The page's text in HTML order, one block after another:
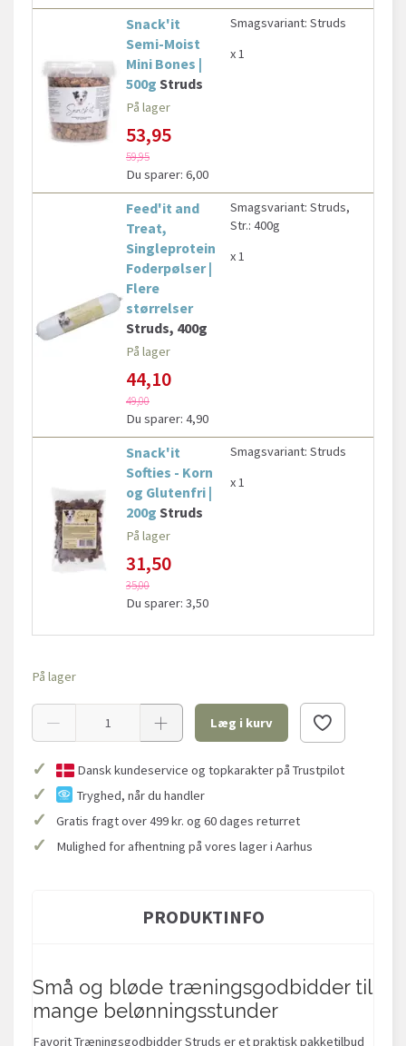
Snack'it
Semi-Moist
Mini Bones |
500g Struds
På lager
53,95
59,95
Du sparer: 6,00
Smagsvariant: Struds
x 1
Feed'it and
Treat,
Singleprotein
Foderpølser |
Flere
størrelser
Struds, 400g
På lager
44,10
49,00
Du sparer: 4,90
Smagsvariant: Struds,
Str.: 400g
x 1
Snack'it
Softies - Korn
og Glutenfri |
200g Struds
På lager
31,50
35,00
Du sparer: 3,50
Smagsvariant: Struds
x 1
På lager
Læg i kurv
✓ Dansk kundeservice og topkarakter på Trustpilot
✓ Tryghed, når du handler
✓ Gratis fragt over 499 kr. og 60 dages returret
✓ Mulighed for afhentning på vores lager i Aarhus
PRODUKTINFO
Små og bløde træningsgodbidder til
mange belønningsstunder
Favorit Træningsgodbidder Struds er et praktisk pakketilbud